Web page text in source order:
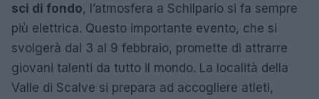
sci di fondo, l’atmosfera a Schilpario si fa sempre
più elettrica. Questo importante evento, che si
svolgerà dal 3 al 9 febbraio, promette di attrarre
giovani talenti da tutto il mondo. La località della
Valle di Scalve si prepara ad accogliere atleti,